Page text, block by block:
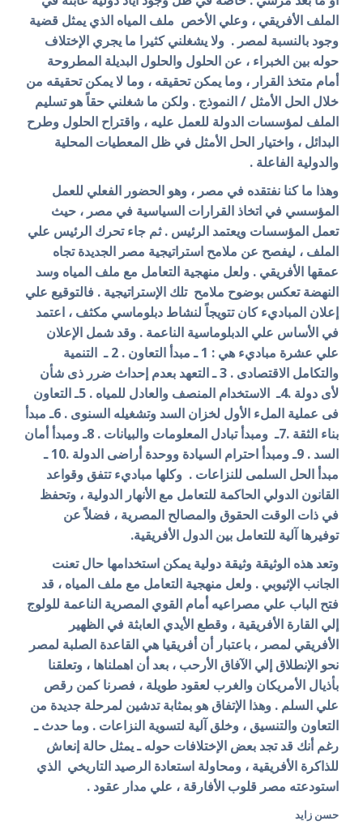
الملف الأفريقي ، وعلي الأخص ملف المياه الذي يمثل قضية
وجود بالنسبة لمصر . ولا يشغلني كثيرا ما يجري الإختلاف
حوله بين الخبراء ، عن الحلول والحلول البديلة المطروحة
أمام متخذ القرار ، وما يمكن تحقيقه ، وما لا يمكن تحقيقه من
خلال الحل الأمثل / النموذج . ولكن ما شغلني حقاً هو تسليم
الملف لمؤسسات الدولة للعمل عليه ، واقتراح الحلول وطرح
البدائل ، واختيار الحل الأمثل في ظل المعطيات المحلية
والدولية الفاعلة .
وهذا ما كنا نفتقده في مصر ، وهو الحضور الفعلي للعمل
المؤسسي في اتخاذ القرارات السياسية في مصر ، حيث
تعمل المؤسسات ويعتمد الرئيس . ثم جاء تحرك الرئيس علي
الملف ، ليفصح عن ملامح استراتيجية مصر الجديدة تجاه
عمقها الأفريقي . ولعل منهجية التعامل مع ملف المياه وسد
النهضة تعكس بوضوح ملامح تلك الإستراتيجية . فالتوقيع علي
إعلان المباديء كان تتويجاً لنشاط دبلوماسي مكثف ، اعتمد
في الأساس علي الدبلوماسية الناعمة . وقد شمل الإعلان
علي عشرة مباديء هي :
1 ـ مبدأ التعاون . 2 ـ التنمية
والتكامل الاقتصادى . 3 ـ التعهد بعدم إحداث ضرر ذى شأن
لأى دولة .4ـ الاستخدام المنصف والعادل للمياه . 5ـ التعاون
فى عملية الملء الأول لخزان السد وتشغيله السنوى . 6ـ مبدأ
بناء الثقة .7ـ ومبدأ تبادل المعلومات والبيانات . 8ـ ومبدأ أمان
السد . 9ـ ومبدأ احترام السيادة ووحدة أراضى الدولة .10 ـ
مبدأ الحل السلمى للنزاعات . وكلها مباديء تتفق وقواعد
القانون الدولي الحاكمة للتعامل مع الأنهار الدولية ، وتحفظ
في ذات الوقت الحقوق والمصالح المصرية ، فضلاً عن
توفيرها آلية للتعامل بين الدول الأفريقية.
وتعد هذه الوثيقة وثيقة دولية يمكن استخدامها حال تعنت
الجانب الإثيوبي . ولعل منهجية التعامل مع ملف المياه ، قد
فتح الباب علي مصراعيه أمام القوي المصرية الناعمة للولوج
إلي القارة الأفريقية ، وقطع الأيدي العابثة في الظهير
الأفريقي لمصر ، باعتبار أن أفريقيا هي القاعدة الصلبة لمصر
نحو الإنطلاق إلي الآفاق الأرحب ، بعد أن اهملناها ، وتعلقنا
بأذيال الأمريكان والغرب لعقود طويلة ، فصرنا كمن رقص
علي السلم . وهذا الإتفاق هو بمثابة تدشين لمرحلة جديدة من
التعاون والتنسيق ، وخلق آلية لتسوية النزاعات . وما حدث ـ
رغم أنك قد تجد بعض الإختلافات حوله ـ يمثل حالة إنعاش
للذاكرة الأفريقية ، ومحاولة استعادة الرصيد التاريخي الذي
استودعته مصر قلوب الأفارقة ، علي مدار عقود .
حسن زايد